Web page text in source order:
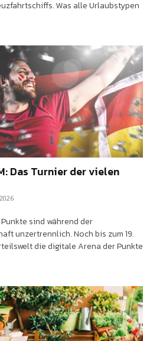
Was alle Urlaubstypen
Das Turnier der vielen
sind während der
unzertrennlich. Noch bis zum 19.
die digitale Arena der Punkte